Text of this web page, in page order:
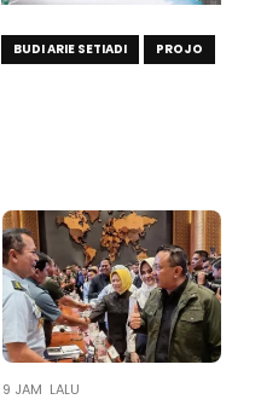
BUDI ARIE SETIADI PROJO
9 JAM LALU